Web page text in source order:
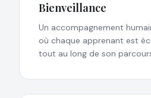
Bienveillance
Un accompagnement
où chaque apprenant est
tout au long de son